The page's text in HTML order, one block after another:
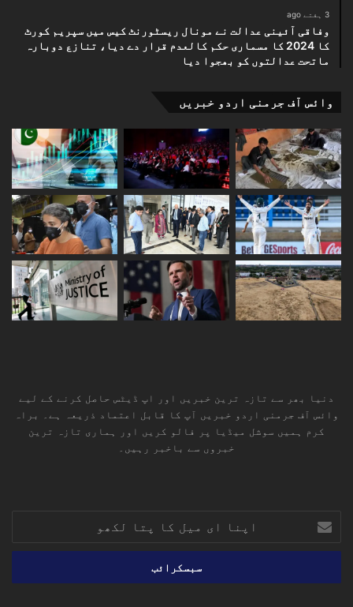
3 ہفتے ago
وفاقی آئینی عدالت نے مونال ریسٹورنٹ کیس میں سپریم کورٹ
کا 2024 کا مسماری حکم کالعدم قرار دے دیا، تنازع دوبارہ
ماتحت عدالتوں کو بھجوا دیا
وائس آف جرمنی اردو خبریں
دنیا بھر سے تازہ ترین خبریں اور اپ ڈیٹس حاصل کرنے کے لیے
وائس آف جرمنی اردو خبریں آپ کا قابل اعتماد ذریعہ ہے۔ براہ
کرم ہمیں سوشل میڈیا پر فالو کریں اور ہماری تازہ ترین
خبروں سے باخبر رہیں۔
ای
میل
پتا